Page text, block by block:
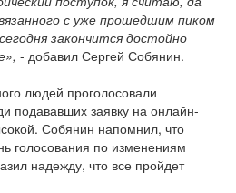
с уже прошедшим пиком
закончится достойно
- добавил Сергей Собянин.
людей проголосовали
подававших заявку на онлайн-
Собянин напомнил, что
голосования по изменениям
надежду, что все пройдет